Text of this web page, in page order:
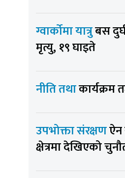
ग्वार्कोमा यात्रुबस
मृत्यु, १९ घाइते
नीति तथाकार्यक्रम
उपभोक्ता संरक्षणऐन
क्षेत्रमा देखिएको